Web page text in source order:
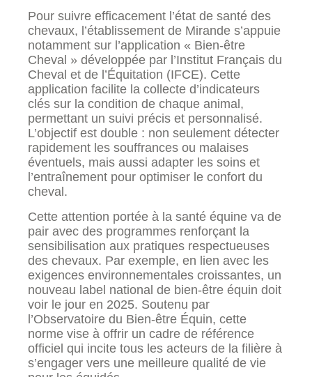
Pour suivre efficacement l’état de santé des
chevaux, l’établissement de Mirande s’appuie
notamment sur l’application « Bien-être
Cheval » développée par l’Institut Français du
Cheval et de l’Équitation (IFCE). Cette
application facilite la collecte d’indicateurs
clés sur la condition de chaque animal,
permettant un suivi précis et personnalisé.
L’objectif est double : non seulement détecter
rapidement les souffrances ou malaises
éventuels, mais aussi adapter les soins et
l’entraînement pour optimiser le confort du
cheval.
Cette attention portée à la santé équine va de
pair avec des programmes renforçant la
sensibilisation aux pratiques respectueuses
des chevaux. Par exemple, en lien avec les
exigences environnementales croissantes, un
nouveau label national de bien-être équin doit
voir le jour en 2025. Soutenu par
l’Observatoire du Bien-être Équin, cette
norme vise à offrir un cadre de référence
officiel qui incite tous les acteurs de la filière à
s’engager vers une meilleure qualité de vie